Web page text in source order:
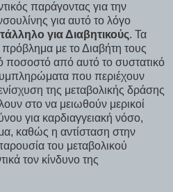
παράγοντας για την
για αυτό το λόγο
για Διαβητικούς. Τα
με το Διαβήτη τους
ποσοστό από αυτό το συστατικό
που περιέχουν
της μεταβολικής δράσης
στο να μειωθούν μερικοί
για καρδιαγγειακή νόσο,
καθώς η αντίσταση στην
του μεταβολικού
τον κίνδυνο της